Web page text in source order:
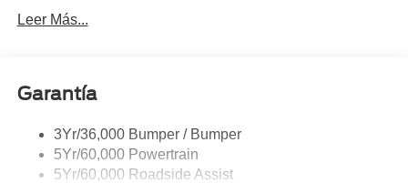
Black Rear Bumper w/1 Tow Hook
Halogen Auto High-Beam Headlamps w/Delay-Off
Fully Galvanized Steel Panels
Headlights-Automatic Highbeams
Leer Más...
Garantía
3Yr/36,000 Bumper / Bumper
5Yr/60,000 Powertrain
5Yr/60,000 Roadside Assist